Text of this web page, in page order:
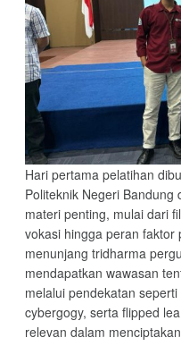
Hari pertama pelatihan
Politeknik Negeri
materi penting, mulai dari
vokasi hingga peran faktor
menunjang tridharma
mendapatkan wawasan
melalui pendekatan
cybergogy, serta flipped
relevan dalam